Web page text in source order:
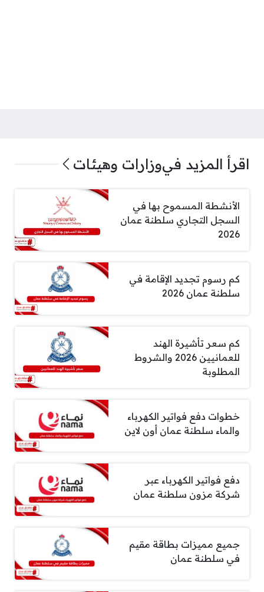
اقرأ المزيد فيوزارات وهيئات
الأنشطة المسموح بها في
السجل التجاري سلطنة عمان
2026
كم رسوم تجديد الإقامة في
سلطنة عمان 2026
كم سعر تأشيرة الهند
للعمانيين 2026 والشروط
المطلوبة
خطوات دفع فواتير الكهرباء
والماء سلطنة عمان أون لاين
دفع فواتير الكهرباء عبر
شركة مزون سلطنة عمان
جميع مميزات بطاقة مقيم
في سلطنة عمان